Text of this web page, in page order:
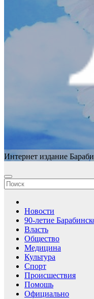
Интернет издание
Новости
90-летие
Власть
Общество
Медицина
Культура
Спорт
Происшествия
Помошь
Официально